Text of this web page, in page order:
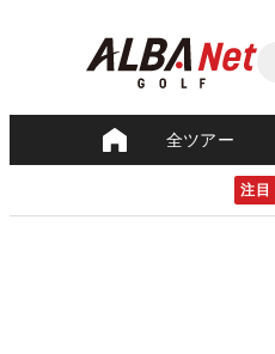
全ツアー
注目